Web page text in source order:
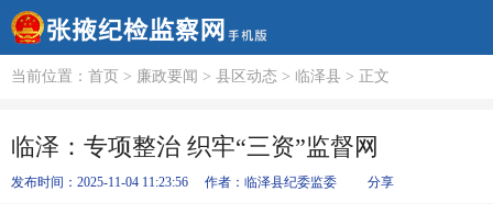
当前位置： 首页 > 廉政要闻 > 县区动态 > 临泽县 > 正文
临泽：专项整治 织牢“三资”监督网
发布时间：2025-11-04 11:23:56 作者：临泽县纪委监委 分享